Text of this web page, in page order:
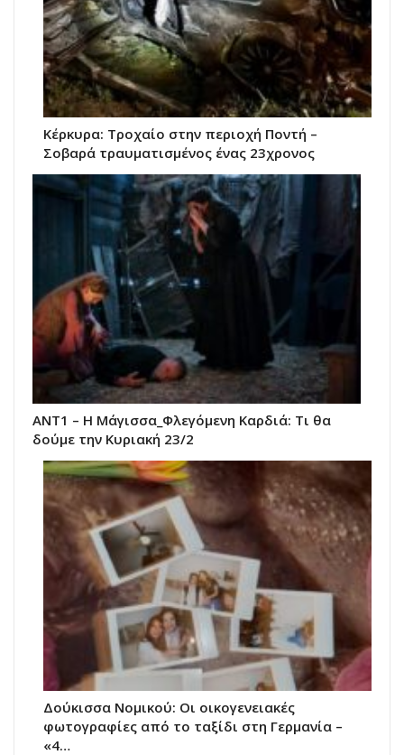
Κέρκυρα: Τροχαίο στην περιοχή Ποντή –
Σοβαρά τραυματισμένος ένας 23χρονος
ANT1 – Η Μάγισσα_Φλεγόμενη Καρδιά: Τι θα
δούμε την Κυριακή 23/2
Δούκισσα Νομικού: Οι οικογενειακές
φωτογραφίες από το ταξίδι στη Γερμανία –
«4…